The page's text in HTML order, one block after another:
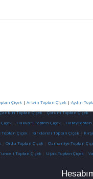
Çiçek| Artvin Toptan Çiçek| Aydın
Toptan Çiçek|Çorum Toptan Çiçek|
Hakkari Toptan Çiçek HatayToptan
Toptan Çiçek Kırklareli Toptan Çiçek
Ordu Toptan Çiçek Osmaniye Toptan
Toptan Çiçek Uşak Toptan Çiçek